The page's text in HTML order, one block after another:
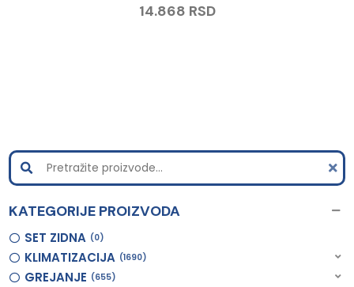
14.868 RSD
KATEGORIJE PROIZVODA
SET ZIDNA 0
KLIMATIZACIJA 1690
GREJANJE 655